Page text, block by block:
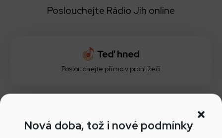
Nová doba, tož i nové podmínky
Poslouchejte Rádio Jih online
Poslouchejte přímo v prohlížeči
Aplikace Play.cz pro Android